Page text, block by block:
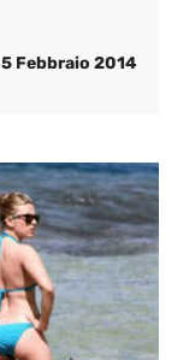
5 Febbraio 2014